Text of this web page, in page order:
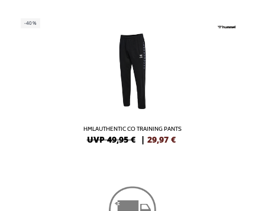
-40%
HMLAUTHENTIC CO TRAINING PANTS
UVP 49,95 € | 29,97 €